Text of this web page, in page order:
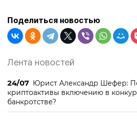
Поделиться новостью
Лента новостей
24/07 Юрист Александр Шефер:
криптоактивы включению в
банкротстве?